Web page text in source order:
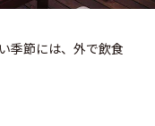
季節には、外で飲食